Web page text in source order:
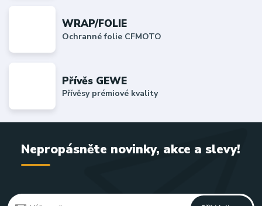
WRAP/FOLIE
Ochranné folie CFMOTO
Přívěs GEWE
Přívěsy prémiové kvality
Nepropásněte novinky, akce a slevy!